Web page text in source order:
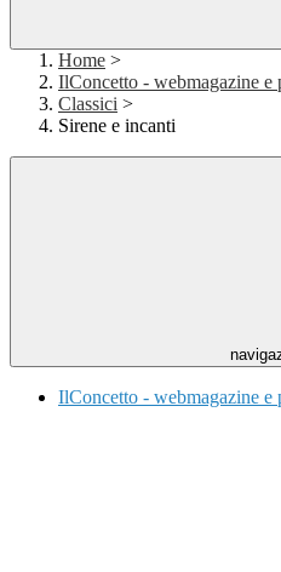
Home >
IlConcetto - webmagazine e
Classici >
Sirene e incanti
IlConcetto - webmagazine e